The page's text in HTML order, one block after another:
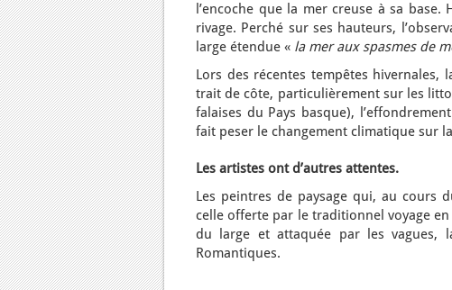
l’encoche que la mer creuse à sa
rivage. Perché sur ses hauteurs,
large étendue « la mer aux spasmes de
Lors des récentes tempêtes
trait de côte, particulièrement sur les
falaises du Pays basque),
fait peser le changement climatique sur
Les artistes ont d’autres attentes.
Les peintres de paysage qui, au cours
celle offerte par le traditionnel voyage
du large et attaquée par les vagues,
Romantiques.